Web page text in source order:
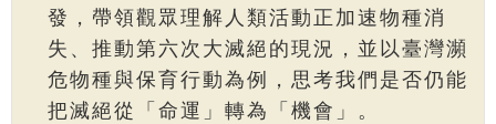
發，帶領觀眾理解人類活動正加速物種消
失、推動第六次大滅絕的現況，並以臺灣瀕
危物種與保育行動為例，思考我們是否仍能
把滅絕從「命運」轉為「機會」。